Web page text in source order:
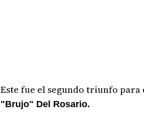
Este fue el segundo triunfo
"Brujo" Del Rosario.